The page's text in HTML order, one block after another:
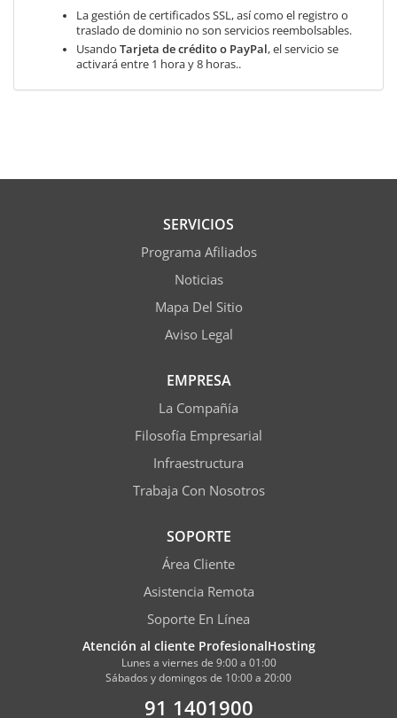
La gestión de certificados SSL, así como el registro o
traslado de dominio no son servicios reembolsables.
Usando Tarjeta de crédito o PayPal, el servicio se
activará entre 1 hora y 8 horas..
SERVICIOS
Programa Afiliados
Noticias
Mapa Del Sitio
Aviso Legal
EMPRESA
La Compañía
Filosofía Empresarial
Infraestructura
Trabaja Con Nosotros
SOPORTE
Área Cliente
Asistencia Remota
Soporte En Línea
Atención al cliente ProfesionalHosting
Lunes a viernes de 9:00 a 01:00
Sábados y domingos de 10:00 a 20:00
91 1401900